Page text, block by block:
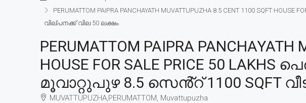
PERUMATTOM PAIPRA PANCHAYATH MUVATTUPUZHA 8.5 CENT 1100 SQFT
വില്പനക്ക് വില 50 ലക്ഷം
PERUMATTOM PAIPRA
HOUSE FOR SALE PRICE 50
മൂവാറ്റുപുഴ 8.5 സെൻ്റ് 1100 SQFT
MUVATTUPUZHA,PERUMATTOM, Muvattupuzha